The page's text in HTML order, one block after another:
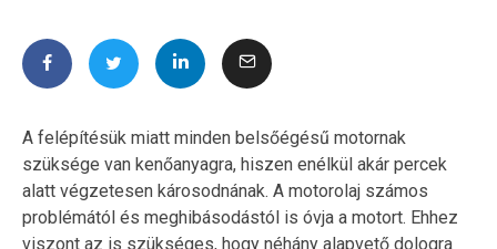
A felépítésük miatt minden belsőégésű motornak
szüksége van kenőanyagra, hiszen enélkül akár percek
alatt végzetesen károsodnának. A motorolaj számos
problémától és meghibásodástól is óvja a motort. Ehhez
viszont az is szükséges, hogy néhány alapvető dologra